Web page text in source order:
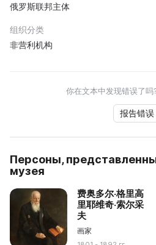
俄罗斯联邦主体
组织分类
非营利机构
你在文本中发现错误了吗
报告错误
Персоны,
музея
费奥多尔·格里高
里耶维奇·索尔采
夫
画家